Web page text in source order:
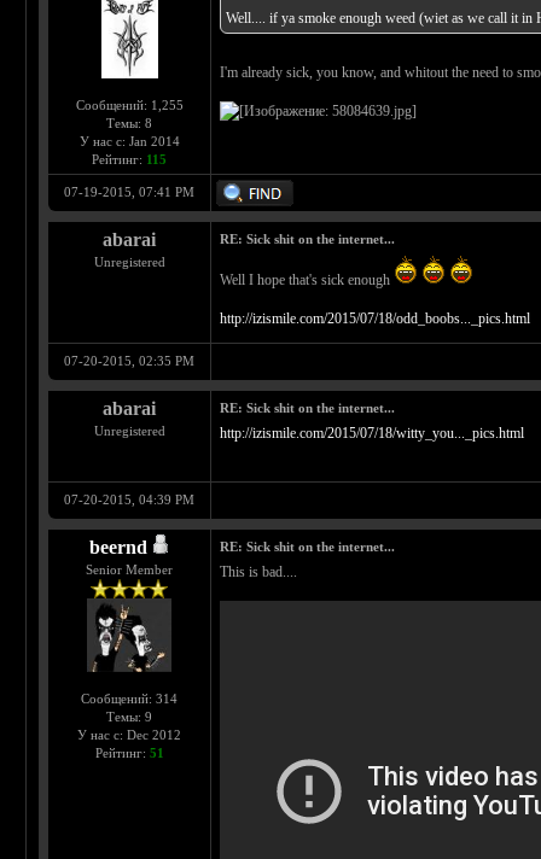
Сообщений: 1,255
Темы: 8
У нас с: Jan 2014
Рейтинг: 115
Well.... if ya smoke enough weed (wiet as we call it
I'm already sick, you know, and whitout the need to
07-19-2015, 07:41 PM
abarai
Unregistered
RE: Sick shit on the internet...
Well I hope that's sick enough
http://izismile.com/2015/07/18/odd_boobs..._pics.html
07-20-2015, 02:35 PM
abarai
Unregistered
RE: Sick shit on the internet...
http://izismile.com/2015/07/18/witty_you..._pics.html
07-20-2015, 04:39 PM
beernd
Senior Member
Сообщений: 314
Темы: 9
У нас с: Dec 2012
Рейтинг: 51
RE: Sick shit on the internet...
This is bad....